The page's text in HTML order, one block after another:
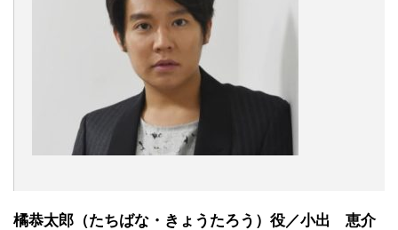
橘恭太郎（たちばな・きょうたろう）役／小出 恵介